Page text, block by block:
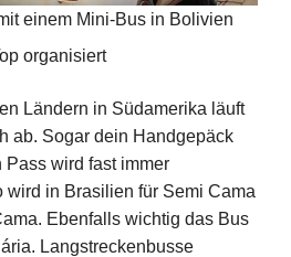
einem Mini-Bus in Bolivien
organisiert
Ländern in Südamerika läuft
ab. Sogar dein Handgepäck
wird fast immer
wird in Brasilien für Semi Cama
Ebenfalls wichtig das Bus
Langstreckenbusse